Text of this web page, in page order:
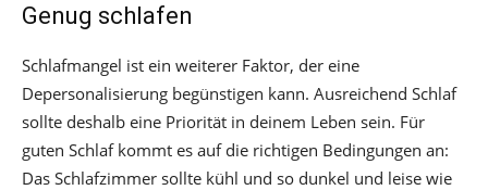
Genug schlafen
Schlafmangel ist ein weiterer Faktor, der eine
Depersonalisierung begünstigen kann. Ausreichend Schlaf
sollte deshalb eine Priorität in deinem Leben sein. Für
guten Schlaf kommt es auf die richtigen Bedingungen an:
Das Schlafzimmer sollte kühl und so dunkel und leise wie